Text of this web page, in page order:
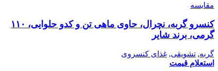
مقایسه
کنسرو گربه، نچرال، حاوی ماهی تن و کدو حلوایی، ۱۱۰
گرمی، برند شایر
گربه, تشویقی, غذای کنسروی
استعلام قیمت